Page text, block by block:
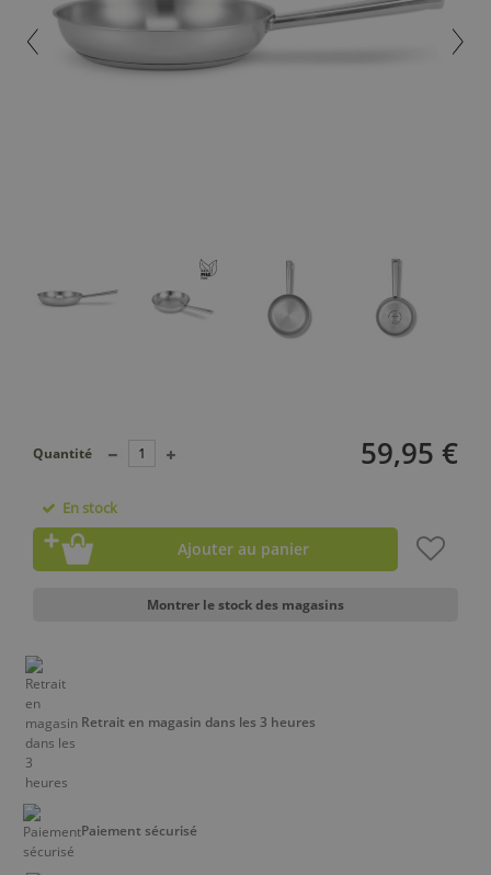
59,95 €
Quantité
En stock
Ajouter au panier
Montrer le stock des magasins
Retrait en magasin dans les 3 heures
Paiement sécurisé